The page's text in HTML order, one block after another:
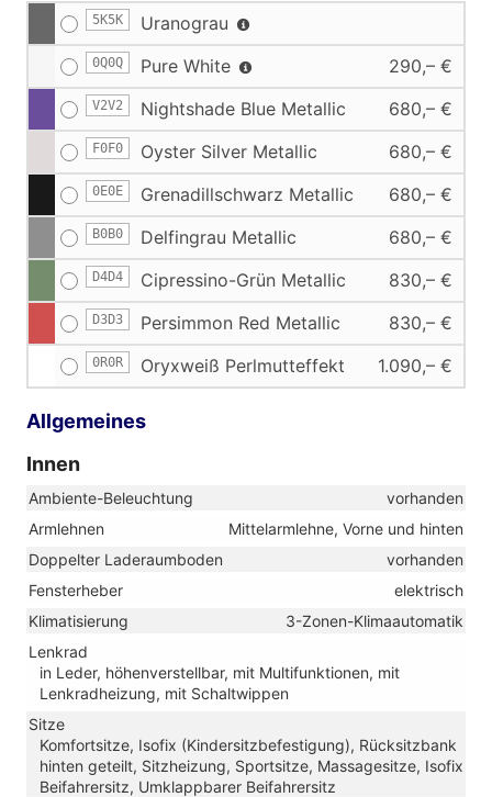
5K5K Uranograu
0Q0Q Pure White 290,– €
V2V2 Nightshade Blue Metallic 680,– €
F0F0 Oyster Silver Metallic 680,– €
0E0E Grenadillschwarz Metallic 680,– €
B0B0 Delfingrau Metallic 680,– €
D4D4 Cipressino-Grün Metallic 830,– €
D3D3 Persimmon Red Metallic 830,– €
0R0R Oryxweiß Perlmutteffekt 1.090,– €
Allgemeines
Innen
Ambiente-Beleuchtung
vorhanden
Armlehnen
Mittelarmlehne, Vorne und hinten
Doppelter Laderaumboden
vorhanden
Fensterheber
elektrisch
Klimatisierung
3-Zonen-Klimaautomatik
Lenkrad
in Leder, höhenverstellbar, mit Multifunktionen, mit
Lenkradheizung, mit Schaltwippen
Sitze
Komfortsitze, Isofix (Kindersitzbefestigung), Rücksitzbank
hinten geteilt, Sitzheizung, Sportsitze, Massagesitze, Isofix
Beifahrersitz, Umklappbarer Beifahrersitz